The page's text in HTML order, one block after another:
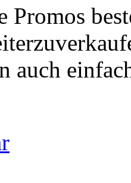
Promos
auch